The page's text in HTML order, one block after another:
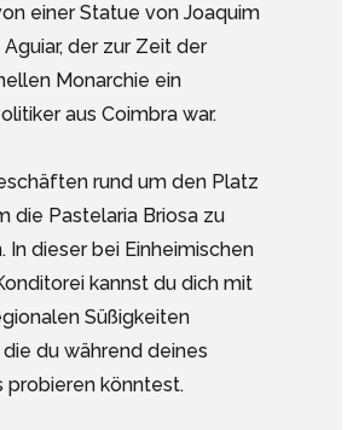
einer Statue von Joaquim
der zur Zeit der
Monarchie ein
aus Coimbra war.
rund um den Platz
die Pastelaria Briosa zu
In dieser bei Einheimischen
kannst du dich mit
Süßigkeiten
du während deines
probieren könntest.